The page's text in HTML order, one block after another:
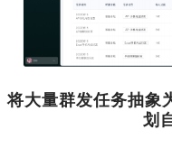
将大量群发任务抽象
划